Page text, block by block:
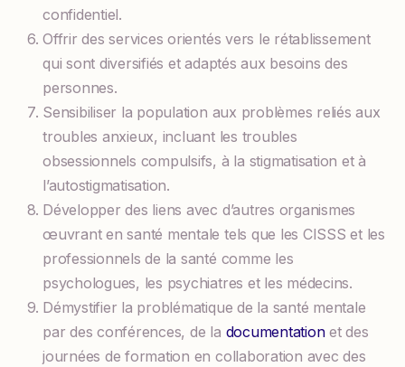
confidentiel.
Offrir des services orientés vers le rétablissement
qui sont diversifiés et adaptés aux besoins des
personnes.
Sensibiliser la population aux problèmes reliés aux
troubles anxieux, incluant les troubles
obsessionnels compulsifs, à la stigmatisation et à
l’autostigmatisation.
Développer des liens avec d’autres organismes
œuvrant en santé mentale tels que les CISSS et les
professionnels de la santé comme les
psychologues, les psychiatres et les médecins.
Démystifier la problématique de la santé mentale
par des conférences, de la documentationet des
journées de formation en collaboration avec des